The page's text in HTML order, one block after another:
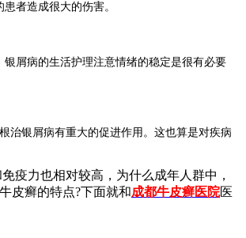
者造成很大的伤害。
屑病的生活护理注意情绪的稳定是很有必要
治银屑病有重大的促进作用。这也算是对疾病
疫力也相对较高，为什么成年人群中，
皮癣的特点?下面就和成都牛皮癣医院医